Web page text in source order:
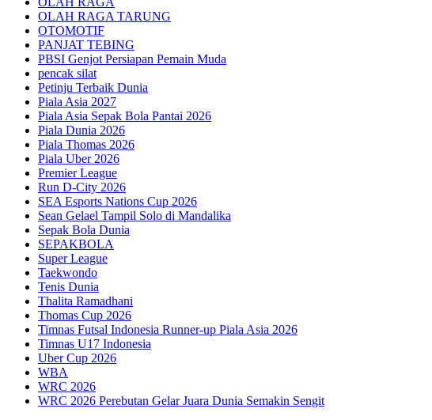
OLAH RAGA TARUNG
OTOMOTIF
PANJAT TEBING
PBSI Genjot Persiapan Pemain Muda
pencak silat
Petinju Terbaik Dunia
Piala Asia 2027
Piala Asia Sepak Bola Pantai 2026
Piala Dunia 2026
Piala Thomas 2026
Piala Uber 2026
Premier League
Run D-City 2026
SEA Esports Nations Cup 2026
Sean Gelael Tampil Solo di Mandalika
Sepak Bola Dunia
SEPAKBOLA
Super League
Taekwondo
Tenis Dunia
Thalita Ramadhani
Thomas Cup 2026
Timnas Futsal Indonesia Runner-up Piala Asia 2026
Timnas U17 Indonesia
Uber Cup 2026
WBA
WRC 2026
WRC 2026 Perebutan Gelar Juara Dunia Semakin Sengit